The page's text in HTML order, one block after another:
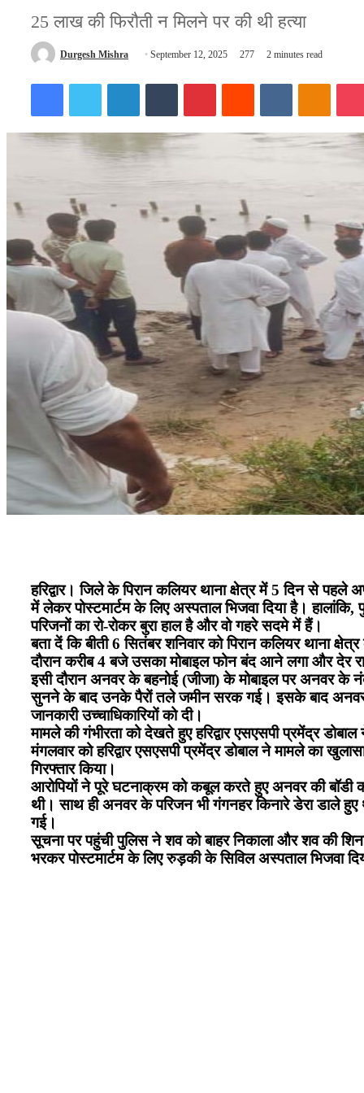
25 लाख की फिरौती न मिलने पर की थी हत्या
Durgesh Mishra
Send September 12, 2025 277 2 minutes read
FacebookTwitter LinkedInTumblr PinterestReddit VKontakte
हरिद्वार। जिले के पिरान कलियर थाना क्षेत्र में 5 दिन से
में लेकर पोस्टमार्टम के लिए अस्पताल भिजवा दिया है।
परिजनों का रो-रोकर बुरा हाल है और वो गहरे सदमे में हैं।
बता दें कि बीती 6 सितंबर शनिवार को पिरान कलियर थाना
दौरान करीब 4 बजे उसका मोबाइल फोन बंद आने लगा और
इसी दौरान अनवर के बहनोई (जीजा) के मोबाइल पर अनवर
सुनने के बाद उनके पैरों तले जमीन सरक गई। इसके बाद अनवर के
जानकारी उच्चाधिकारियों को दी।
मामले की गंभीरता को देखते हुए हरिद्वार एसएसपी प्रमेंद्र
मंगलवार को हरिद्वार एसएसपी प्रमेंद्र डोबाल ने मामले का
गिरफ्तार किया।
आरोपियों ने पूरे घटनाक्रम को कबूल करते हुए अनवर की बॉडी
थी। साथ ही अनवर के परिजन भी गंगनहर किनारे डेरा डाले
गई।
सूचना पर पहुंची पुलिस ने शव को बाहर निकाला और शव की
भरकर पोस्टमार्टम के लिए रुड़की के सिविल अस्पताल भिजवा